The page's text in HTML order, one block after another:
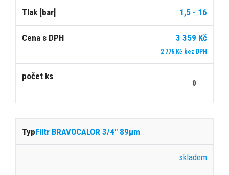
1,5 - 16
3 359 Kč
2 776 Kč bez DPH
Filtr BRAVOCALOR 3/4" 89μm
skladem